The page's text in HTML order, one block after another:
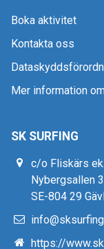
Boka aktivitet
Kontakta oss
Mer information
SK SURFING
c/o Fliskärs
Nybergsallen
SE-804 29
https://